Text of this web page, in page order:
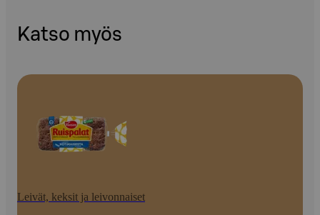
Katso myös
Leivät, keksit ja leivonnaiset